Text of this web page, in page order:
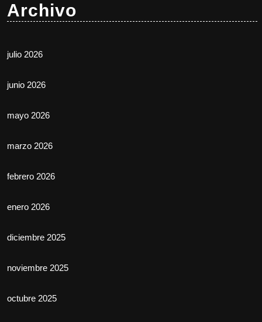
Archivo
julio 2026
junio 2026
mayo 2026
marzo 2026
febrero 2026
enero 2026
diciembre 2025
noviembre 2025
octubre 2025